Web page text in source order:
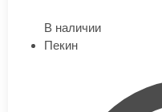
В наличии
Пекин